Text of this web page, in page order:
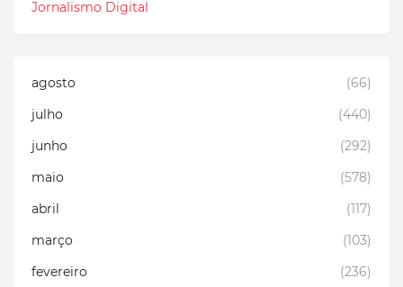
Jornalismo Digital
agosto
(66)
julho
(440)
junho
(292)
maio
(578)
abril
(117)
março
(103)
fevereiro
(236)